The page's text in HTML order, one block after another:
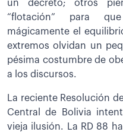
un decreto; otros
“flotación” para
mágicamente el
extremos olvidan un
pésima costumbre de
a los discursos.
La reciente Resolución
Central de Bolivia
vieja ilusión. La RD 88